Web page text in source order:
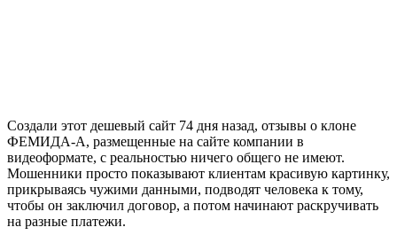
Создали этот дешевый сайт 74 дня назад, отзывы о клоне
ФЕМИДА-А, размещенные на сайте компании в
видеоформате, с реальностью ничего общего не имеют.
Мошенники просто показывают клиентам красивую картинку,
прикрываясь чужими данными, подводят человека к тому,
чтобы он заключил договор, а потом начинают раскручивать
на разные платежи.